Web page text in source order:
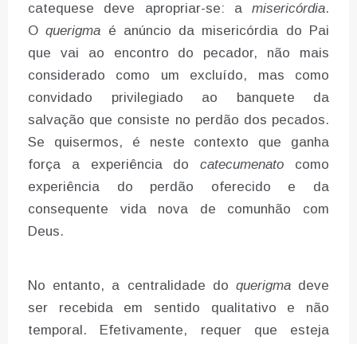
catequese deve apropriar-se: a misericórdia.
Oquerigma é anúncio da misericórdia do Pai
que vai ao encontro do pecador, não mais
considerado como um excluído, mas como
convidado privilegiado ao banquete da
salvação que consiste no perdão dos pecados.
Se quisermos, é neste contexto que ganha
força a experiência docatecumenato como
experiência do perdão oferecido e da
consequente vida nova de comunhão com
Deus.
No entanto, a centralidade do querigmadeve
ser recebida em sentido qualitativo e não
temporal. Efetivamente, requer que esteja